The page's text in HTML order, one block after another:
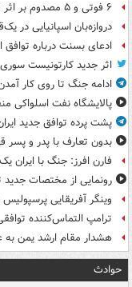
۶ فوتی و ۵ مصدوم بر اثر تصادف زنجیره‌ای
دروازه‌بان اسپانیایی در
ادعای بسنت درباره توافق
اثر جدید کارتونیست
ادامه جنگ تا روی کار
پالایشگاه نفت اسلواکی
پشت پرده توافق جدید
بدون تعارف با پدر و پسر
فارن افرز: جنگ با ایران
رونمایی از مختصات جدید
وینگر آفریقایی
ترامپ التماس‌کننده
هشدار مقام ارشد یمن
حوادث